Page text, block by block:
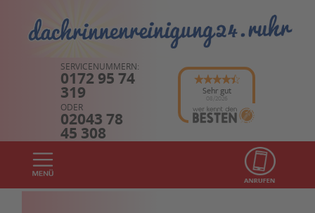
SERVICENUMMERN:
0172 95 74
319
ODER
02043 78
45 308
Sehr gut
08/2026